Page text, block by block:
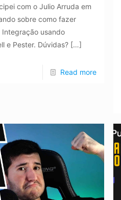
com o Julio Arruda em
sobre como fazer
usando
e Pester. Dúvidas?[…]
Read more